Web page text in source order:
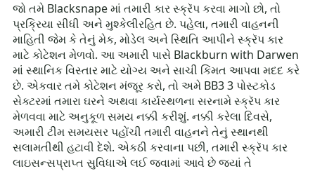
જો તમે Blacksnape માં તમારી કાર સ્ક્રૅપ કરવા માગો છો, તો
પ્રક્રિયા સીધી અને મુશ્કેલીરહિત છે. પહેલા, તમારી વાહનની
માહિતી જેમ કે તેનું મેક, મોડેલ અને સ્થિતિ આપીને સ્ક્રૅપ કાર
માટે કોટેશન મેળવો. આ અમારી પાસે Blackburn with Darwen
માં સ્થાનિક વિસ્તાર માટે યોગ્ય અને સાચી કિંમત આપવા મદદ કરે
છે. એકવાર તમે કોટેશન મંજૂર કરો, તો અમે BB3 3 પોસ્ટકોડ
સેક્ટરમાં તમારા ઘરને અથવા કાર્યસ્થળના સરનામે સ્ક્રૅપ કાર
મેળવવા માટે અનુકૂળ સમય નક્કી કરીશું. નક્કી કરેલા દિવસે,
અમારી ટીમ સમયસર પહોંચી તમારી વાહનને તેનું સ્થાનથી
સલામતીથી હટાવી દેશે. એકઠી કરવાના પછી, તમારી સ્ક્રૅપ કાર
લાઇસન્સપ્રાપ્ત સુવિધાએ લઈ જવામાં આવે છે જ્યાં તે